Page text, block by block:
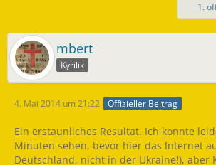
1.
mbert
Kyrilik
4. Mai 2014 um 21:22 Offizieller Beitrag
Ein erstaunliches Resultat. Ich konnte
Minuten sehen, bevor hier das Internet
Deutschland, nicht in der Ukraine!), aber